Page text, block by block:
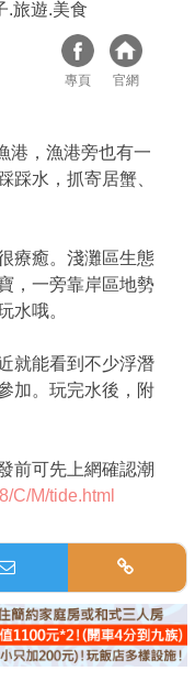
.旅遊.美食
專頁 官網
港，漁港旁也有一
踩水，抓寄居蟹、
療癒。淺灘區生態
，一旁靠岸區地勢
水哦。
就能看到不少浮潛
加。玩完水後，附
前可先上網確認潮
C/M/tide.html